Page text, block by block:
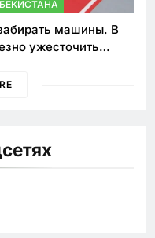
машины. В
ужесточить